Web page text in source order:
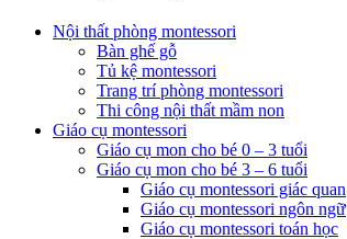
Nội thất phòng montessori
Bàn ghế gỗ
Tủ kệ montessori
Trang trí phòng montessori
Thi công nội thất mầm non
Giáo cụ montessori
Giáo cụ mon cho bé 0 – 3 tuổi
Giáo cụ mon cho bé 3 – 6 tuổi
Giáo cụ montessori giác quan
Giáo cụ montessori ngôn ngữ
Giáo cụ montessori toán học